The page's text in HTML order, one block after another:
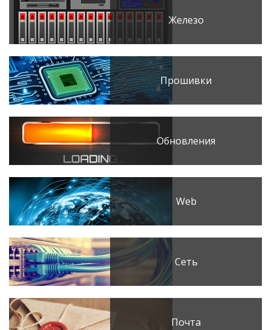
Железо
Прошивки
Обновления
Web
Сеть
Почта